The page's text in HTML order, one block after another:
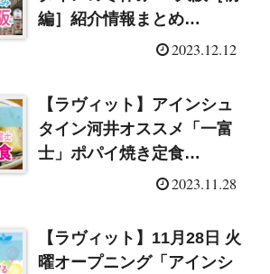
編］紹介情報まとめ
2023.12.12
【ラヴィット】アインシュ
タイン河井オススメ「一富
士」ポパイ焼き定食
2023.11.28
【ラヴィット】11月28日 火
曜オープニング「アインシ